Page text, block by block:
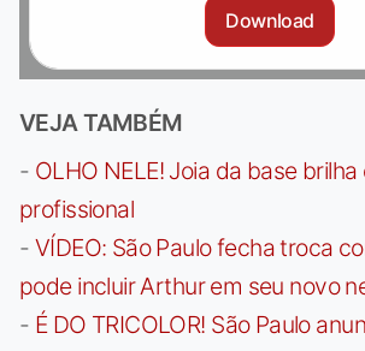
Download
VEJA TAMBÉM
- OLHO NELE! Joia da base
profissional
- VÍDEO: São Paulo fecha troca
pode incluir Arthur em seu novo
- É DO TRICOLOR! São Paulo